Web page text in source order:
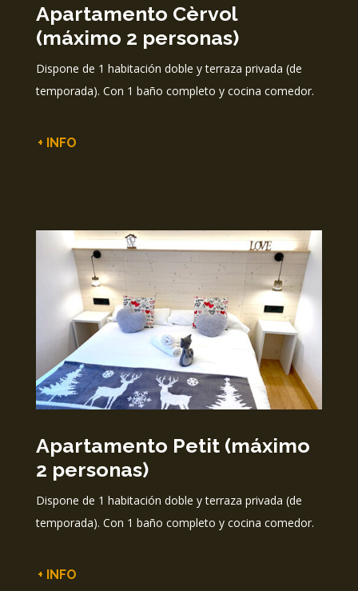
Apartamento Cèrvol
(máximo 2 personas)
Dispone de 1 habitación doble y terraza privada (de
temporada). Con 1 baño completo y cocina comedor.
+ INFO
Apartamento Petit (máximo
2 personas)
Dispone de 1 habitación doble y terraza privada (de
temporada). Con 1 baño completo y cocina comedor.
+ INFO